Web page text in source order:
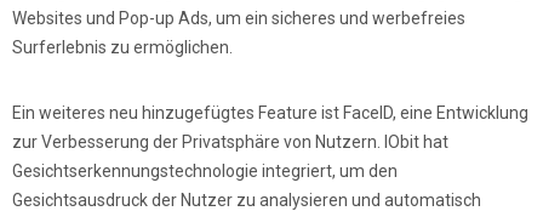
Websites und Pop-up Ads, um ein sicheres und werbefreies
Surferlebnis zu ermöglichen.
Ein weiteres neu hinzugefügtes Feature ist FaceID, eine Entwicklung
zur Verbesserung der Privatsphäre von Nutzern. IObit hat
Gesichtserkennungstechnologie integriert, um den
Gesichtsausdruck der Nutzer zu analysieren und automatisch